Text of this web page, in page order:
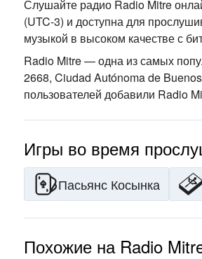
Слушайте радио Radio Mitre
(UTC-3) и доступна для
музыкой в высоком качествес
Radio Mitre — одна из самых
2668, Ciudad Autónoma de
пользователей добавили Radio
Игры во время
Пасьянс Косынка
Похожие на Radio